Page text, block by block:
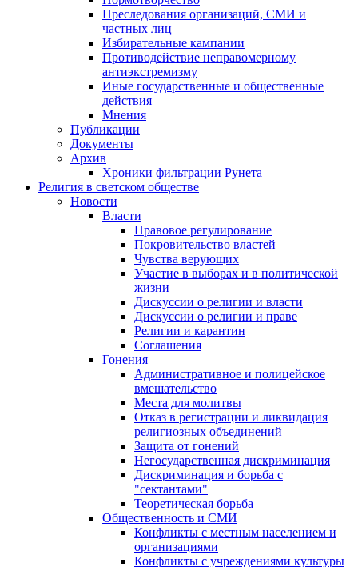
Преследования организаций, СМИ и
частных лиц
Избирательные кампании
Противодействие неправомерному
антиэкстремизму
Иные государственные и общественные
действия
Мнения
Публикации
Документы
Архив
Хроники фильтрации Рунета
Религия в светском обществе
Новости
Власти
Правовое регулирование
Покровительство властей
Чувства верующих
Участие в выборах и в политической
жизни
Дискуссии о религии и власти
Дискуссии о религии и праве
Религии и карантин
Соглашения
Гонения
Административное и полицейское
вмешательство
Места для молитвы
Отказ в регистрации и ликвидация
религиозных объединений
Защита от гонений
Негосударственная дискриминация
Дискриминация и борьба с
"сектантами"
Теоретическая борьба
Общественность и СМИ
Конфликты с местным населением и
организациями
Конфликты с учреждениями культуры